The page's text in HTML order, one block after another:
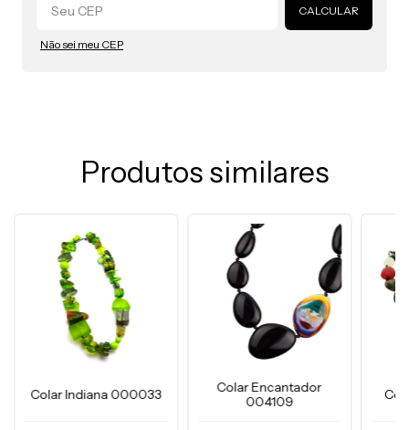
CALCULAR
Não sei meu CEP
Produtos similares
Colar Indiana 000033
Colar Encantador
004109